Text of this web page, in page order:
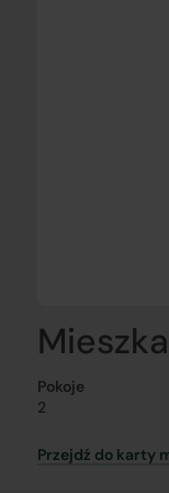
Pokoje
2
Przejdź do karty